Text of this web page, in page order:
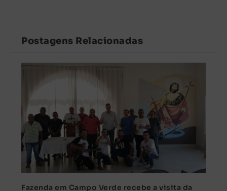
Postagens Relacionadas
Fazenda em Campo Verde recebe a visita da